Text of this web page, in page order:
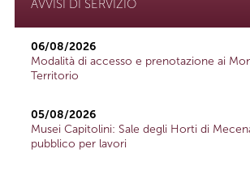
AVVISI DI SERVIZIO
06/08/2026
Modalità di accesso e prenotazione ai
Territorio
05/08/2026
Musei Capitolini: Sale degli Horti di
pubblico per lavori